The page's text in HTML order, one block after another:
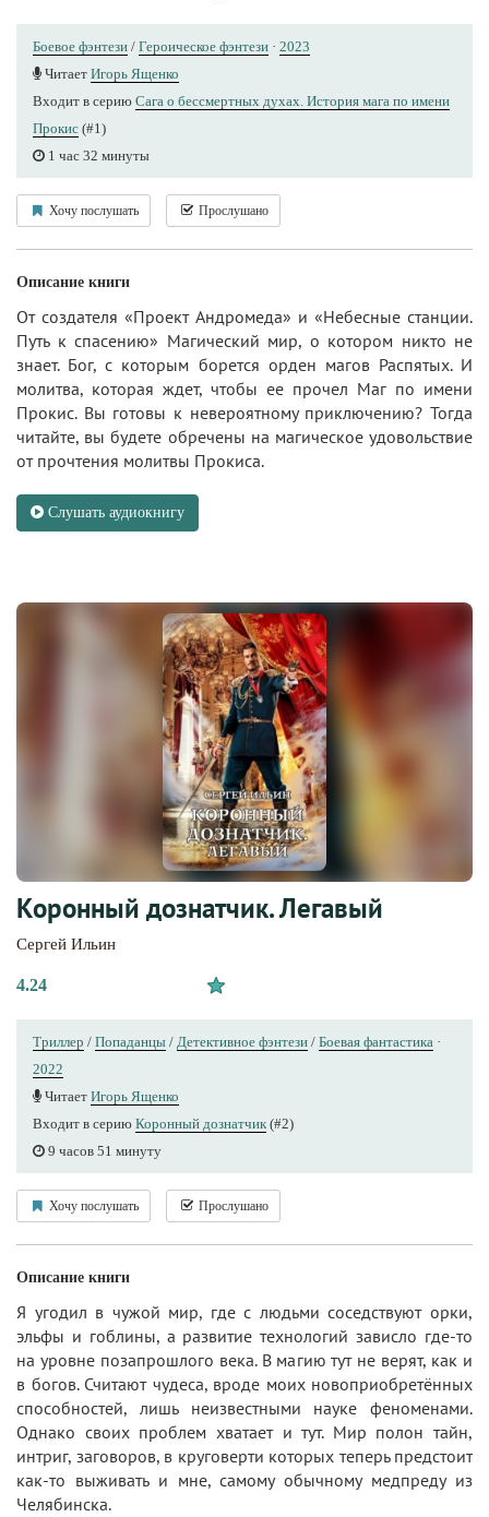
Боевое фэнтези / Героическое фэнтези · 2023
Читает Игорь Ященко
Входит в серию Сага о бессмертных духах. История мага по имени
Прокис (#1)
1 час 32 минуты
Хочу послушать Прослушано
Описание книги
От создателя «Проект Андромеда» и «Небесные станции.
Путь к спасению» Магический мир, о котором никто не
знает. Бог, с которым борется орден магов Распятых. И
молитва, которая ждет, чтобы ее прочел Маг по имени
Прокис. Вы готовы к невероятному приключению? Тогда
читайте, вы будете обречены на магическое удовольствие
от прочтения молитвы Прокиса.
Слушать аудиокнигу
Коронный дознатчик. Легавый
Сергей Ильин
4.24
Триллер / Попаданцы / Детективное фэнтези / Боевая фантастика ·
2022
Читает Игорь Ященко
Входит в серию Коронный дознатчик (#2)
9 часов 51 минуту
Хочу послушать Прослушано
Описание книги
Я угодил в чужой мир, где с людьми соседствуют орки,
эльфы и гоблины, а развитие технологий зависло где-то
на уровне позапрошлого века. В магию тут не верят, как и
в богов. Считают чудеса, вроде моих новоприобретённых
способностей, лишь неизвестными науке феноменами.
Однако своих проблем хватает и тут. Мир полон тайн,
интриг, заговоров, в круговерти которых теперь предстоит
как-то выживать и мне, самому обычному медпреду из
Челябинска.